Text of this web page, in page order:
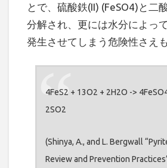
とで、硫酸鉄(II) (FeSO4)と二
分解され、更には水分によっ
発生させてしまう危険性さえ
4FeS2 + 13O2 + 2H2O ->
2SO2
(Shinya, A., and L. Bergwall
Review and Prevention